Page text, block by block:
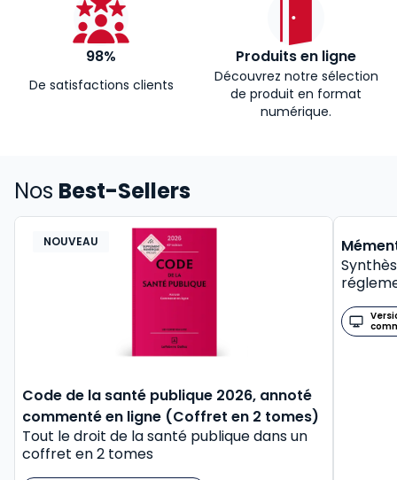
98%
De satisfactions clients
Produits en ligne
Découvrez notre sélection
de produit en format
numérique.
Nos Best-Sellers
NOUVEAU
Code de la santé publique 2026, annoté
commenté en ligne (Coffret en 2 tomes)
Tout le droit de la santé publique dans un
coffret en 2 tomes
BEST-